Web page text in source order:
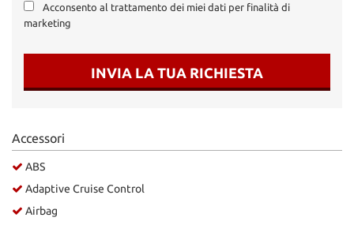
Acconsento al trattamento dei miei dati per finalità di
marketing
INVIA LA TUA RICHIESTA
Accessori
ABS
Adaptive Cruise Control
Airbag